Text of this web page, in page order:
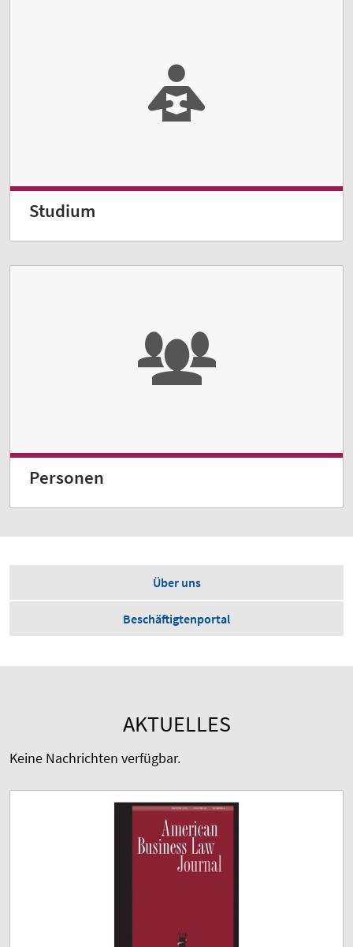
Studium
Personen
Über uns
Beschäftigtenportal
AKTUELLES
Keine Nachrichten verfügbar.